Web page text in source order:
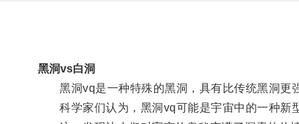
黑洞vs白洞
黑洞vq是一种特殊的黑洞，具有比传统黑洞更强
科学家们认为，黑洞vq可能是宇宙中的一种新